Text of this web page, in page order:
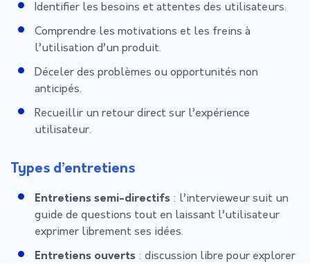
Identifier les besoins et attentes des utilisateurs.
Comprendre les motivations et les freins à
l’utilisation d’un produit.
Déceler des problèmes ou opportunités non
anticipés.
Recueillir un retour direct sur l’expérience
utilisateur.
Types d’entretiens
Entretiens semi-directifs : l’intervieweur suit un
guide de questions tout en laissant l’utilisateur
exprimer librement ses idées.
Entretiens ouverts : discussion libre pour explorer